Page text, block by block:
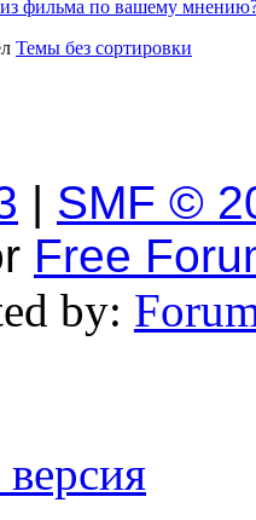
фильма по вашему
Темы без сортировки
| SMF ©
Free
by: